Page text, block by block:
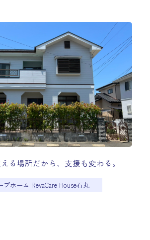
る場所だから、支援も変わる。
ホーム RevaCare House石丸